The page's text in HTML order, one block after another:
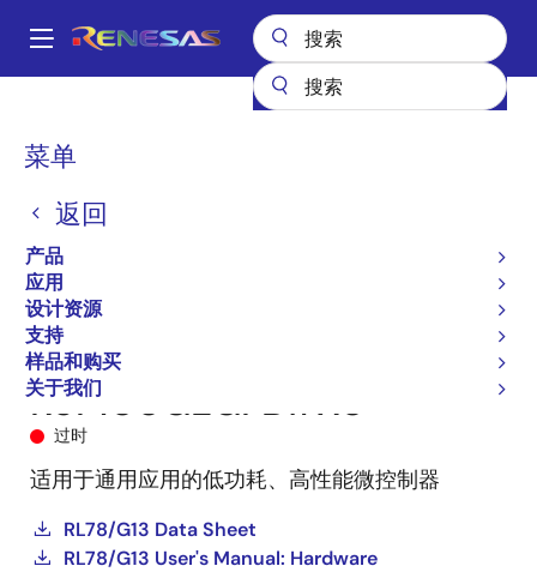
到
Main
菜单
返回
产品
应用
设计资源
支持
样品和购买
关于我们
面
屑
RL78 低功耗 8 位和 16 位 MCU
RL78/G13
R5F100GEGFB#X0
过时
适用于通用应用的低功耗、高性能微控制器
RL78/G13 Data Sheet
RL78/G13 User's Manual: Hardware